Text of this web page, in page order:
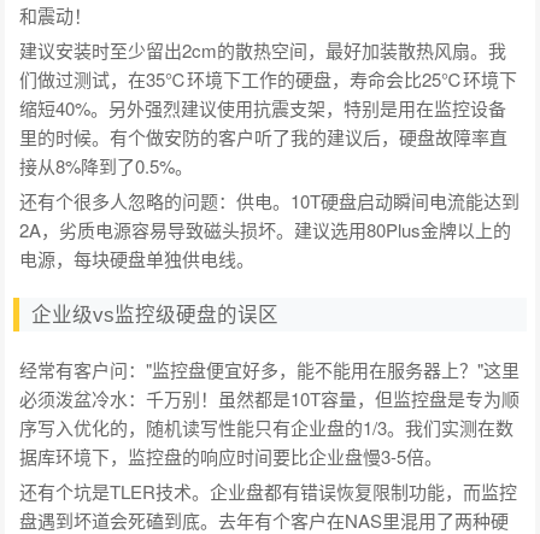
和震动！
建议安装时至少留出2cm的散热空间，最好加装散热风扇。我
们做过测试，在35℃环境下工作的硬盘，寿命会比25℃环境下
缩短40%。另外强烈建议使用抗震支架，特别是用在监控设备
里的时候。有个做安防的客户听了我的建议后，硬盘故障率直
接从8%降到了0.5%。
还有个很多人忽略的问题：供电。10T硬盘启动瞬间电流能达到
2A，劣质电源容易导致磁头损坏。建议选用80Plus金牌以上的
电源，每块硬盘单独供电线。
企业级vs监控级硬盘的误区
经常有客户问："监控盘便宜好多，能不能用在服务器上？"这里
必须泼盆冷水：千万别！虽然都是10T容量，但监控盘是专为顺
序写入优化的，随机读写性能只有企业盘的1/3。我们实测在数
据库环境下，监控盘的响应时间要比企业盘慢3-5倍。
还有个坑是TLER技术。企业盘都有错误恢复限制功能，而监控
盘遇到坏道会死磕到底。去年有个客户在NAS里混用了两种硬